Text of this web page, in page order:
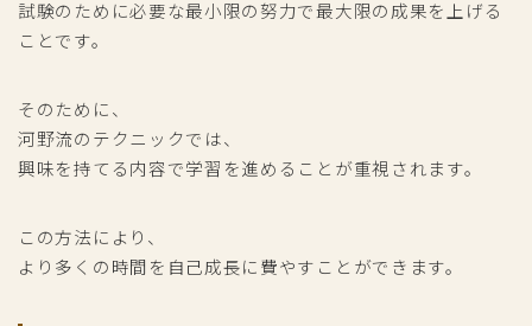
試験のために必要な最小限の努力で最大限の成果を上げる
ことです。
そのために、
河野流のテクニックでは、
興味を持てる内容で学習を進めることが重視されます。
この方法により、
より多くの時間を自己成長に費やすことができます。